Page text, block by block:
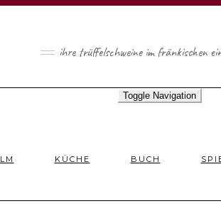
ihre trüffelschweine im fränkischen
Toggle Navigation
KÜCHE BUCH